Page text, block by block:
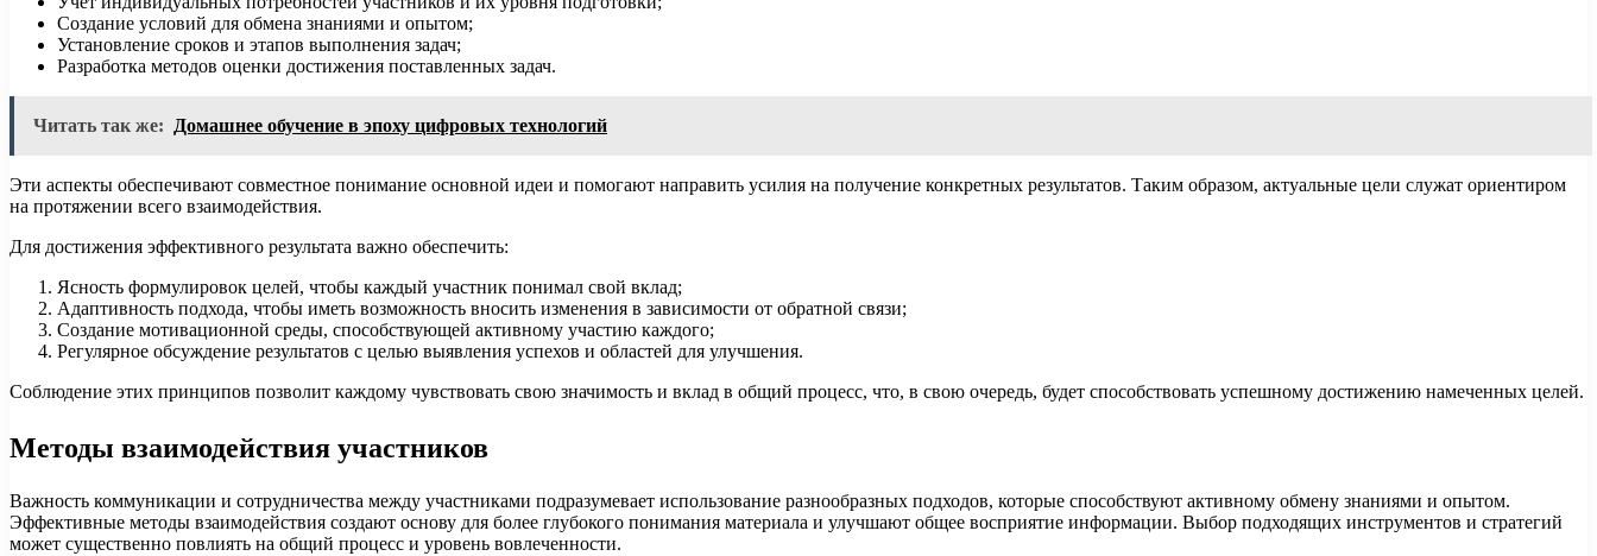
Создание условий для обмена знаниями и опытом;
Установление сроков и этапов выполнения задач;
Разработка методов оценки достижения поставленных задач.
Читать так же: Домашнее обучение в эпоху цифровых технологий
Эти аспекты обеспечивают совместное понимание основной идеи и помогают направить усилия на получение конкретных результатов. Таким образом, актуальные цели служат ориентиром
на протяжении всего взаимодействия.
Для достижения эффективного результата важно обеспечить:
Ясность формулировок целей, чтобы каждый участник понимал свой вклад;
Адаптивность подхода, чтобы иметь возможность вносить изменения в зависимости от обратной связи;
Создание мотивационной среды, способствующей активному участию каждого;
Регулярное обсуждение результатов с целью выявления успехов и областей для улучшения.
Соблюдение этих принципов позволит каждому чувствовать свою значимость и вклад в общий процесс, что, в свою очередь, будет способствовать успешному достижению намеченных целей.
Методы взаимодействия участников
Важность коммуникации и сотрудничества между участниками подразумевает использование разнообразных подходов, которые способствуют активному обмену знаниями и опытом.
Эффективные методы взаимодействия создают основу для более глубокого понимания материала и улучшают общее восприятие информации. Выбор подходящих инструментов и стратегий
может существенно повлиять на общий процесс и уровень вовлеченности.